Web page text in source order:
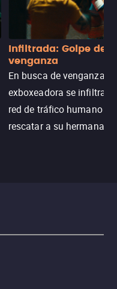
Infiltrada: Golpe de
venganza
En busca de venganza,
exboxeadora se infiltra
red de tráfico humano
rescatar a su hermana